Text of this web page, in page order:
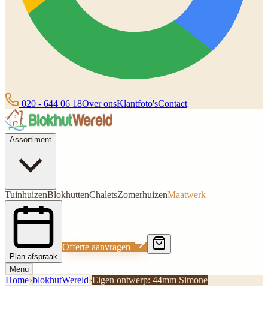
020 - 644 06 18Over onsKlantfoto'sContact
Assortiment
TuinhuizenBlokhuttenChaletsZomerhuizenMaatwerk
Plan afspraak
Offerte aanvragen
Menu
Home›blokhutWereld›Eigen ontwerp: 44mm Simone